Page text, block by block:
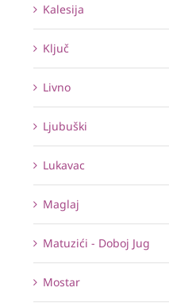
Kalesija
Ključ
Livno
Ljubuški
Lukavac
Maglaj
Matuzići - Doboj Jug
Mostar